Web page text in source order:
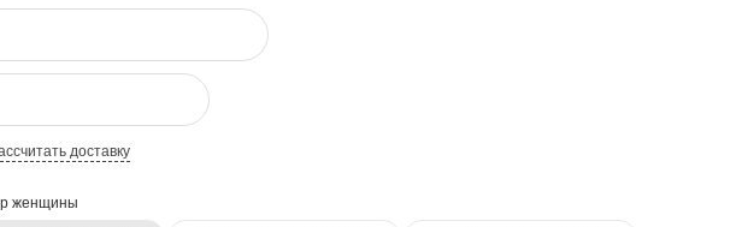
доставку
женщины